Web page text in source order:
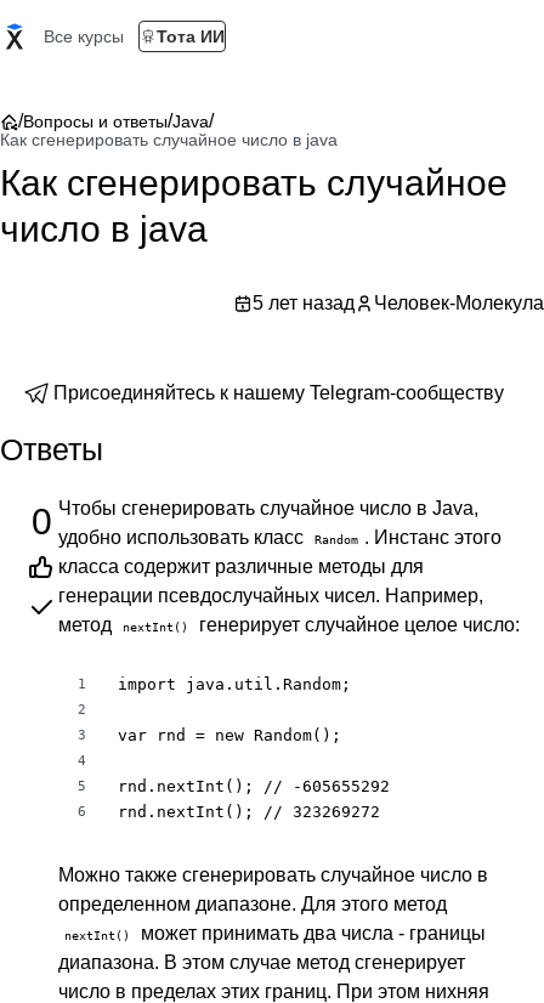
Все курсы Тота ИИ
/Вопросы и ответы/Java/
Как сгенерировать случайное число в java
Как сгенерировать случайное
число в java
5 лет назад Человек-Молекула
Присоединяйтесь к нашему Telegram-сообществу
Ответы
0 Чтобы сгенерировать случайное число в Java,
удобно использовать класс
Random . Инстанс этого
класса содержит различные методы для
генерации псевдослучайных чисел. Например,
метод
nextInt() генерирует случайное целое число:
1
2
3
4
5
6
import java.util.Random;
var rnd = new Random();
rnd.nextInt(); // -605655292
rnd.nextInt(); // 323269272
Можно также сгенерировать случайное число в
определенном диапазоне. Для этого метод
nextInt()
может принимать два числа - границы
диапазона. В этом случае метод сгенерирует
число в пределах этих границ. При этом нихняя